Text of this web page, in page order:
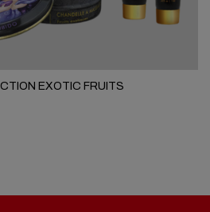
EXOTIC FRUITS